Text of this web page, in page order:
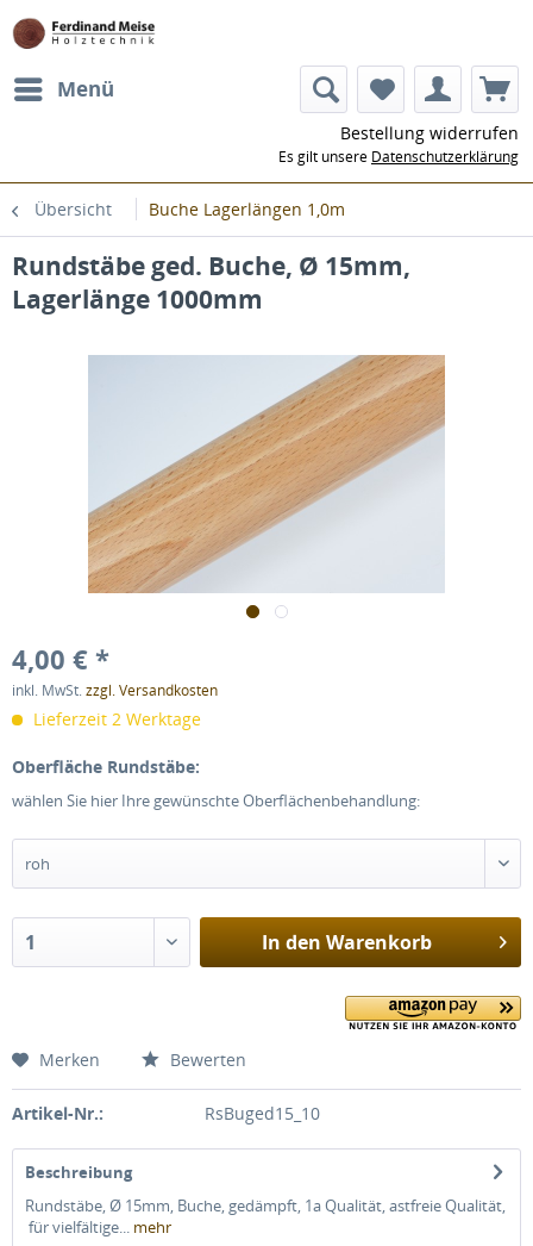
Menü
Bestellung widerrufen
Es gilt unsere Datenschutzerklärung
Übersicht Buche Lagerlängen 1,0m
Rundstäbe ged. Buche, Ø 15mm,
Lagerlänge 1000mm
4,00 € *
inkl. MwSt.zzgl. Versandkosten
Lieferzeit 2 Werktage
Oberfläche Rundstäbe:
wählen Sie hier Ihre gewünschte Oberflächenbehandlung:
In den Warenkorb
Merken Bewerten
Artikel-Nr.: RsBuged15_10
Beschreibung
Rundstäbe, Ø 15mm, Buche, gedämpft, 1a Qualität, astfreie Qualität,
für vielfältige... mehr